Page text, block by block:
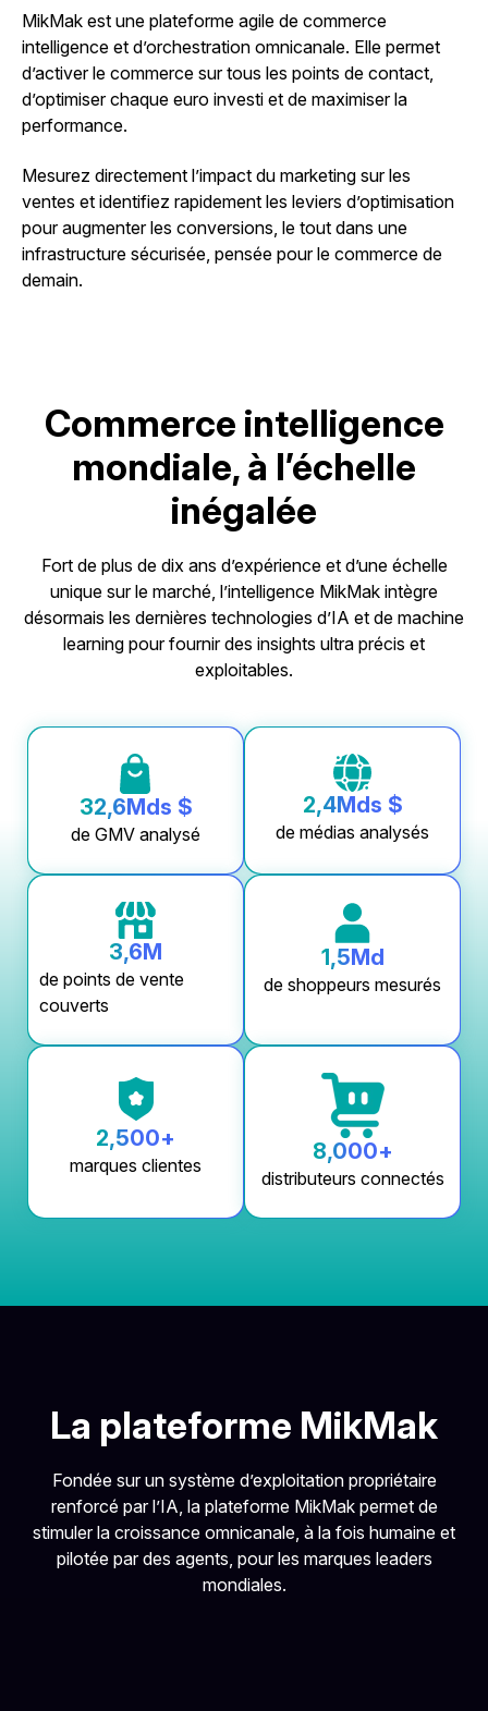
MikMak est une plateforme agile de commerce
intelligence et d’orchestration omnicanale. Elle permet
d’activer le commerce sur tous les points de contact,
d’optimiser chaque euro investi et de maximiser la
performance.
Mesurez directement l’impact du marketing sur les
ventes et identifiez rapidement les leviers d’optimisation
pour augmenter les conversions, le tout dans une
infrastructure sécurisée, pensée pour le commerce de
demain.
Commerce intelligence
mondiale, à l’échelle
inégalée
Fort de plus de dix ans d’expérience et d’une échelle
unique sur le marché, l’intelligence MikMak intègre
désormais les dernières technologies d’IA et de machine
learning pour fournir des insights ultra précis et
exploitables.
32,6Mds $
de GMV analysé
2,4Mds $
de médias analysés
3,6M
de points de vente
couverts
1,5Md
de shoppeurs mesurés
2,500+
marques clientes
8,000+
distributeurs connectés
La plateforme MikMak
Fondée sur un système d’exploitation propriétaire
renforcé par l’IA, la plateforme MikMak permet de
stimuler la croissance omnicanale, à la fois humaine et
pilotée par des agents, pour les marques leaders
mondiales.